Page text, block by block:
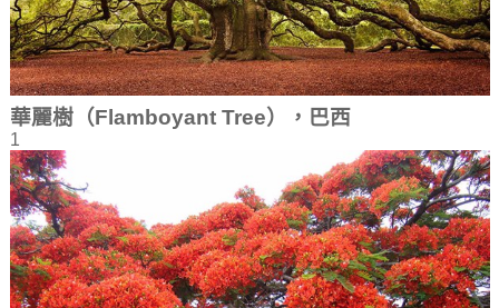
華麗樹（Flamboyant Tree），巴西
1